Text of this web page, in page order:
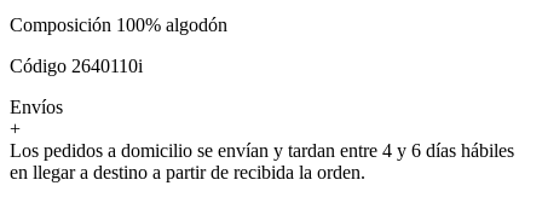
Composición 100% algodón
Código 2640110i
Envíos
+
Los pedidos a domicilio se envían y tardan entre 4 y 6 días hábiles
en llegar a destino a partir de recibida la orden.